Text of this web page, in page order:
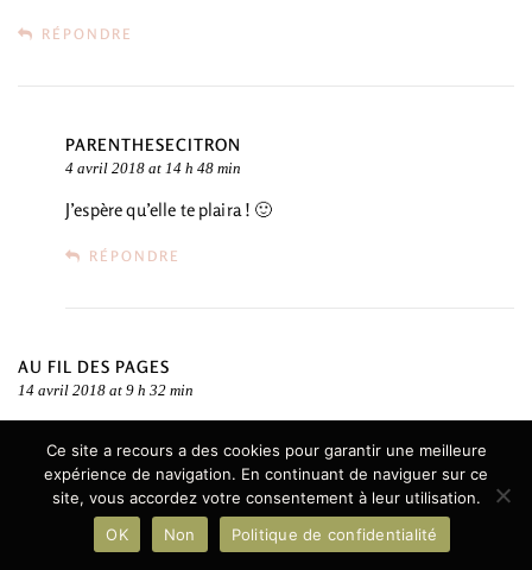
RÉPONDRE
PARENTHESECITRON
4 avril 2018 at 14 h 48 min
J’espère qu’elle te plaira ! 🙂
RÉPONDRE
AU FIL DES PAGES
14 avril 2018 at 9 h 32 min
soient réédités, car ici, en belgique, impossible de les trouver 🙁
RÉPONDRE
Ce site a recours a des cookies pour garantir une meilleure
expérience de navigation. En continuant de naviguer sur ce
site, vous accordez votre consentement à leur utilisation.
OK
Non Politique de confidentialité